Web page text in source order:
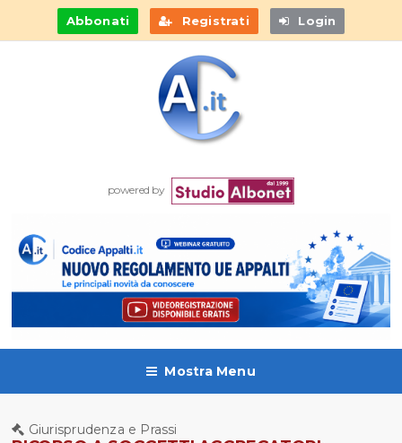
Abbonati Registrati Login
powered by
Mostra Menu
Giurisprudenza e Prassi